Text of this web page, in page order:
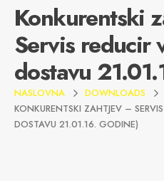
Konkurentski
Servis reducir
dostavu
NASLOVNA
DOWNLOADS
KONKURENTSKI ZAHTJEV –
DOSTAVU 21.01.16. GODINE)